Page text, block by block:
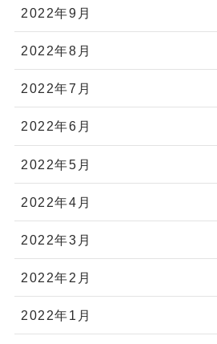
2022年9月
2022年8月
2022年7月
2022年6月
2022年5月
2022年4月
2022年3月
2022年2月
2022年1月